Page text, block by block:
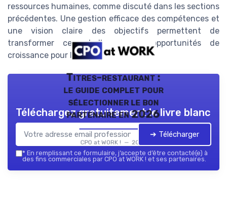
ressources humaines, comme discuté dans les sections
précédentes. Une gestion efficace des compétences et
une vision claire des objectifs permettent de
transformer ces challenges en opportunités de
croissance pour l'entreprise.
Titres-restaurant :
le guide complet pour
sélectionner le bon
partenaire en 2026
CPO at WORK ! — 2026
Téléchargez gratuitement le livre blanc
➔ Télécharger
* En remplissant ce formulaire, j’accepte d’être contacté(e) à
des fins commerciales par CPO at WORK ! et ses partenaires.